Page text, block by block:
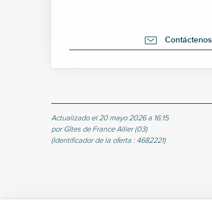
Contáctenos
Actualizado el 20 mayo 2026 a 16:15
por Gîtes de France Allier (03)
(Identificador de la oferta : 4682221)